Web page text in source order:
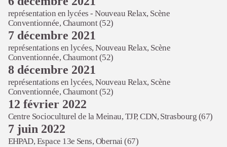
représentation en lycées -Nouveau Relax, Scène
Conventionnée, Chaumont (52)
7 décembre 2021
représentations en lycées,Nouveau Relax, Scène
Conventionnée, Chaumont (52)
8 décembre 2021
représentations en lycées,Nouveau Relax, Scène
Conventionnée, Chaumont (52)
12 février 2022
Centre Socioculturel de la Meinau, TJP, CDN, Strasbourg (67)
7 juin 2022
EHPAD, Espace 13e Sens, Obernai (67)